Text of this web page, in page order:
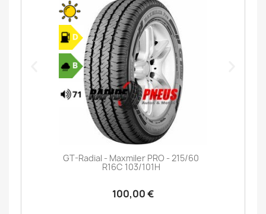
GT-Radial - Maxmiler PRO - 215/60
R16C 103/101H
100,00 €